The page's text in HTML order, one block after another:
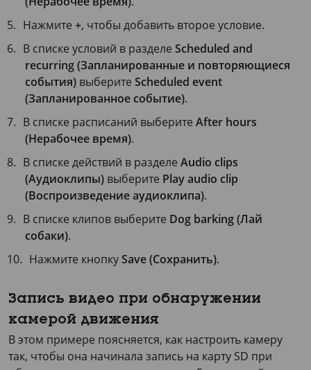
Нажмите+, чтобы добавить второе условие.
В списке условий в разделеScheduled and
recurring (Запланированные и повторяющиеся
события) выберите Scheduled event
(Запланированное событие).
В списке расписаний выберитеAfter hours
(Нерабочее время).
В списке действий в разделеAudio clips
(Аудиоклипы) выберите Play audio clip
(Воспроизведение аудиоклипа).
В списке клипов выберите Dog barking (Лай
собаки).
Нажмите кнопкуSave (Сохранить).
Запись видео при обнаружении
камерой движения
В этом примере поясняется, как настроить камеру
так, чтобы она начинала запись на карту SD при